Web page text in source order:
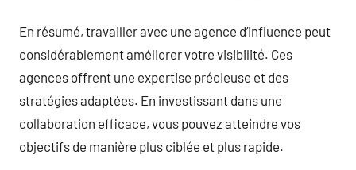
En résumé, travailler avec une agence d’influence peut
considérablement améliorer votre visibilité. Ces
agences offrent une expertise précieuse et des
stratégies adaptées. En investissant dans une
collaboration efficace, vous pouvez atteindre vos
objectifs de manière plus ciblée et plus rapide.